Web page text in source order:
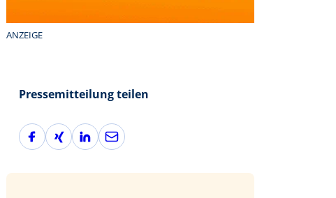
ANZEIGE
Pressemitteilung teilen
F
a
X
i
L
i
E
-